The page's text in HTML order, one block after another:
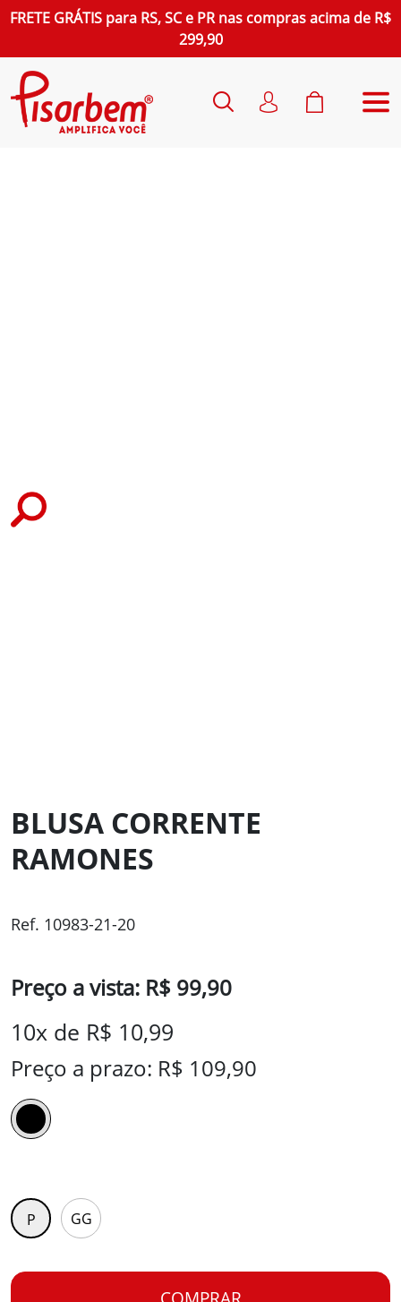
FRETE GRÁTIS para RS, SC e PRnas compras acima de R$
299,90
BLUSA CORRENTE
RAMONES
Ref. 10983-21-20
Preço a vista: R$ 99,90
10x de R$ 10,99
Preço a prazo: R$ 109,90
P GG